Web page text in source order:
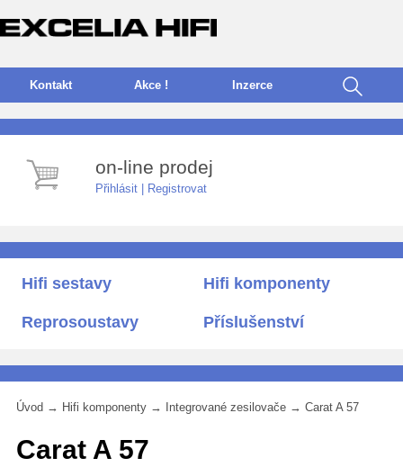
Kontakt Akce ! nzerce
on-line prodej
Přihlásit Registrovat
Hifi sestavy Hifi komponenty
Reprosoustavy Příslušenství
Úvod → Hifi komponenty → Integrované zesilovače → Carat A 57
Carat A 57